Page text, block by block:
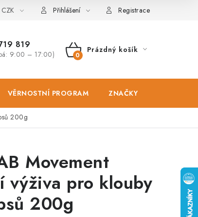
údajů Zásady použivání souboru cookies
CZK Přihlášení Registrace
819
9:00 – 17:00)
NÁKUPNÍ
Prázdný košík
VĚRNOSTNÍ PROGRAM ZNAČKY
200g
Movement
výživa pro klouby
200g